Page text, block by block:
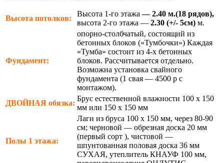
Высота потолков:
Высота 1-го этажа— 2.40 м.(18 рядов),
высота 2-го этажа — 2.30 (+/- 5см) м.
Фундамент:
опорно-столбчатый, состоящий из
бетонных блоков («Тумбочки») Каждая
«Тумба» состоит из 4-х бетонных
блоков. Рассчитывается отдельно.
Возможна установка свайного
фундамента (1 свая — 4500 р с
монтажом).
ДВОЙНАЯ обязка:
Брус естественной влажности 100 х 150
мм или 150 х 150 мм
Полы 1 этажа:
Лаги из бруса 100 х 150 мм, через 80-90
см; черновой — обрезная доска 20 мм
(первый сорт ), чистовой —
шпунтованная половая доска 36 мм
СУХАЯ, утеплитель КНАУФ 100 мм,